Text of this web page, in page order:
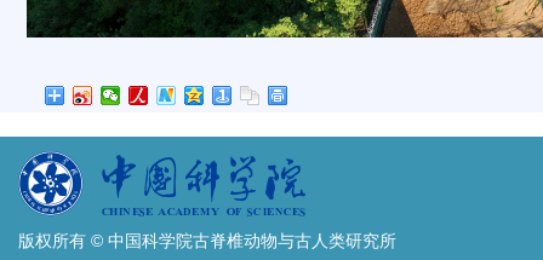
版权所有 © 中国科学院古脊椎动物与古人类研究所